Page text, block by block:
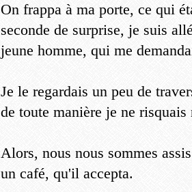
On frappa à ma porte, ce qui
seconde de surprise, je suis
jeune homme, qui me
Je le regardais un peu de
de toute manière je ne risquais
Alors, nous nous sommes
un café, qu'il accepta.